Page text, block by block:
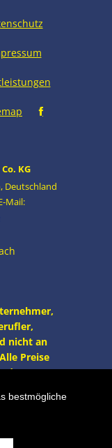
KG
, Deutschland
Mail:
nicht an
Preise
CL-
bestmögliche